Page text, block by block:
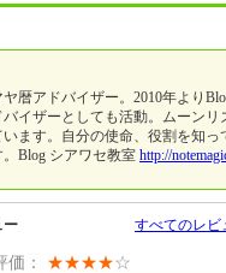
暦アドバイザー。2010年より
イザーとしても活動。ムーン
ます。自分の使命、役割を知
Blog シアワセ教室 http://
ー すべてのレビ
価： ★★★★☆